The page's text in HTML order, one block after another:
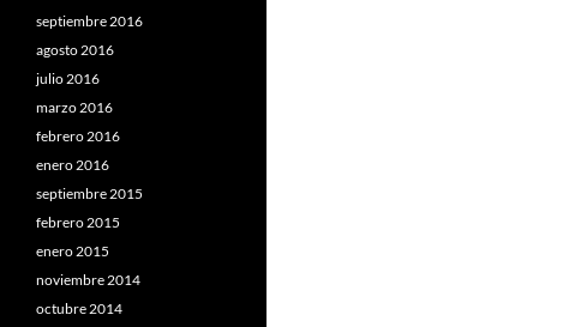
septiembre 2016
agosto 2016
julio 2016
marzo 2016
febrero 2016
enero 2016
septiembre 2015
febrero 2015
enero 2015
noviembre 2014
octubre 2014